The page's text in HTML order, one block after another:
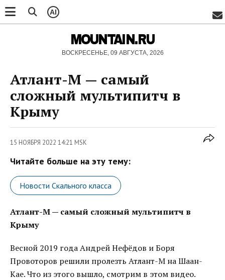
AI
MOUNTAIN.RU
ВОСКРЕСЕНЬЕ, 09 АВГУСТА, 2026
Атлант-М — самый
сложный мультипитч в
Крыму
15 НОЯБРЯ 2022 14:21 MSK
Читайте больше на эту тему:
Новости Скального класса
Атлант-М — самый сложный мультипитч в
Крыму
Весной 2019 года Андрей Нефёдов и Боря
Провоторов решили пролезть Атлант-М на Шаан-
Кае. Что из этого вышло, смотрим в этом видео.